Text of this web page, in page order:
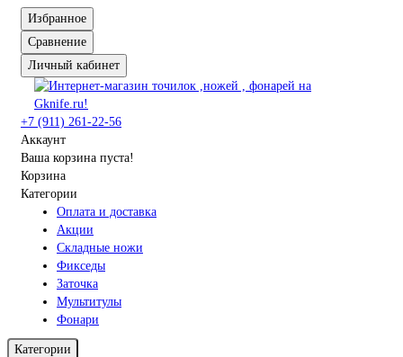
Избранное
Сравнение
Личный кабинет
+7 (911) 261-22-56
Аккаунт
Ваша корзина пуста!
Корзина
Категории
Оплата и доставка
Акции
Складные ножи
Фикседы
Заточка
Мультитулы
Фонари
Категории